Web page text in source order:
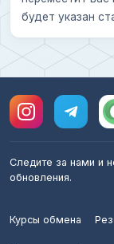
будет указан
Следите за нами и
обновления.
Курсы обмена